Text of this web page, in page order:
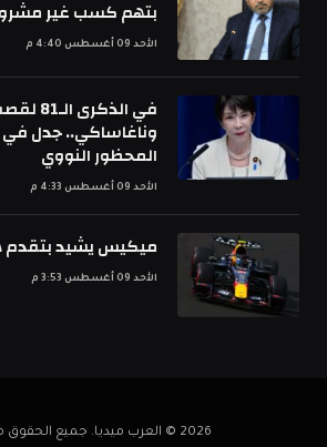
بتهم كسب غير
الأحد 09 أغسطس 4:40 م
في
وناغاساكي.. جدل في
المحظور النووي
الأحد 09 أغسطس 4:33 م
ميكيس يشيد بتقدم
الأحد 09 أغسطس 3:53 م
2026 © العرب ميديا. جميع الحقوق محفوظة.